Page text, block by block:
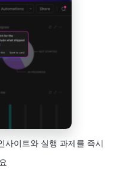
이트와 실행 과제를 즉시